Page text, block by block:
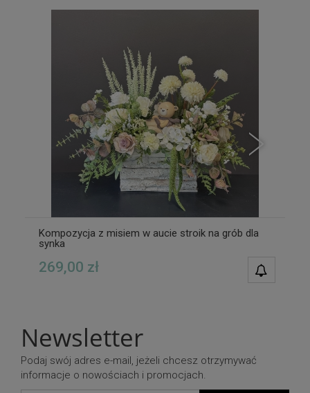
Kompozycja z misiem w aucie stroik na grób dla
synka
269,00 zł
Newsletter
Podaj swój adres e-mail, jeżeli chcesz otrzymywać
informacje o nowościach i promocjach.